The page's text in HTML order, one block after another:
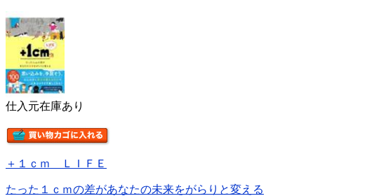
仕入元在庫あり
＋１ｃｍ ＬＩＦＥ
たった１ｃｍの差があなたの未来をがらりと変える